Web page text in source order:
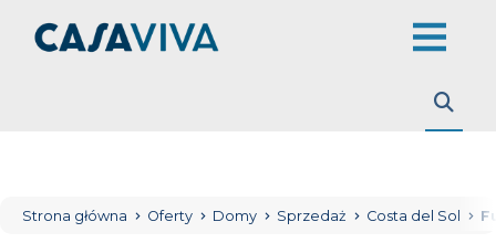
Strona główna Oferty Domy Sprzedaż Costa del Sol